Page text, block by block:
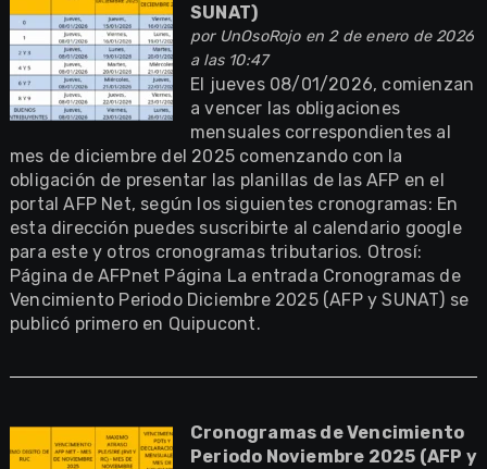
SUNAT)
por UnOsoRojoen 2 de enero de 2026
a las 10:47
El jueves 08/01/2026, comienzan
a vencer las obligaciones
mensuales correspondientes al
mes de diciembre del 2025 comenzando con la
obligación de presentar las planillas de las AFP en el
portal AFP Net, según los siguientes cronogramas: En
esta dirección puedes suscribirte al calendario google
para este y otros cronogramas tributarios. Otrosí:
Página de AFPnet Página La entrada Cronogramas de
Vencimiento Periodo Diciembre 2025 (AFP y SUNAT) se
publicó primero en Quipucont.
Cronogramas de Vencimiento
Periodo Noviembre 2025 (AFP y